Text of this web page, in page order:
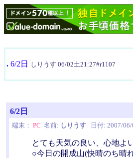
. 6/2日 しりうす 06/02土21:27#r1107
6/2日
端末： PC 名前: しりうす 日付: 2007/06/
とても天気の良い、心地よ
○今日の開成山(快晴のち晴